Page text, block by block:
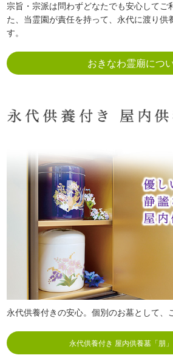
宗旨・宗派は問わずどなたでも安心してご
た、当霊園が責任を持って、永代に渡り供
す。
おきなわ霊廟につ
永代供養付きの安心。個別のお墓として、
永代供養付き 屋内供養墓「朋